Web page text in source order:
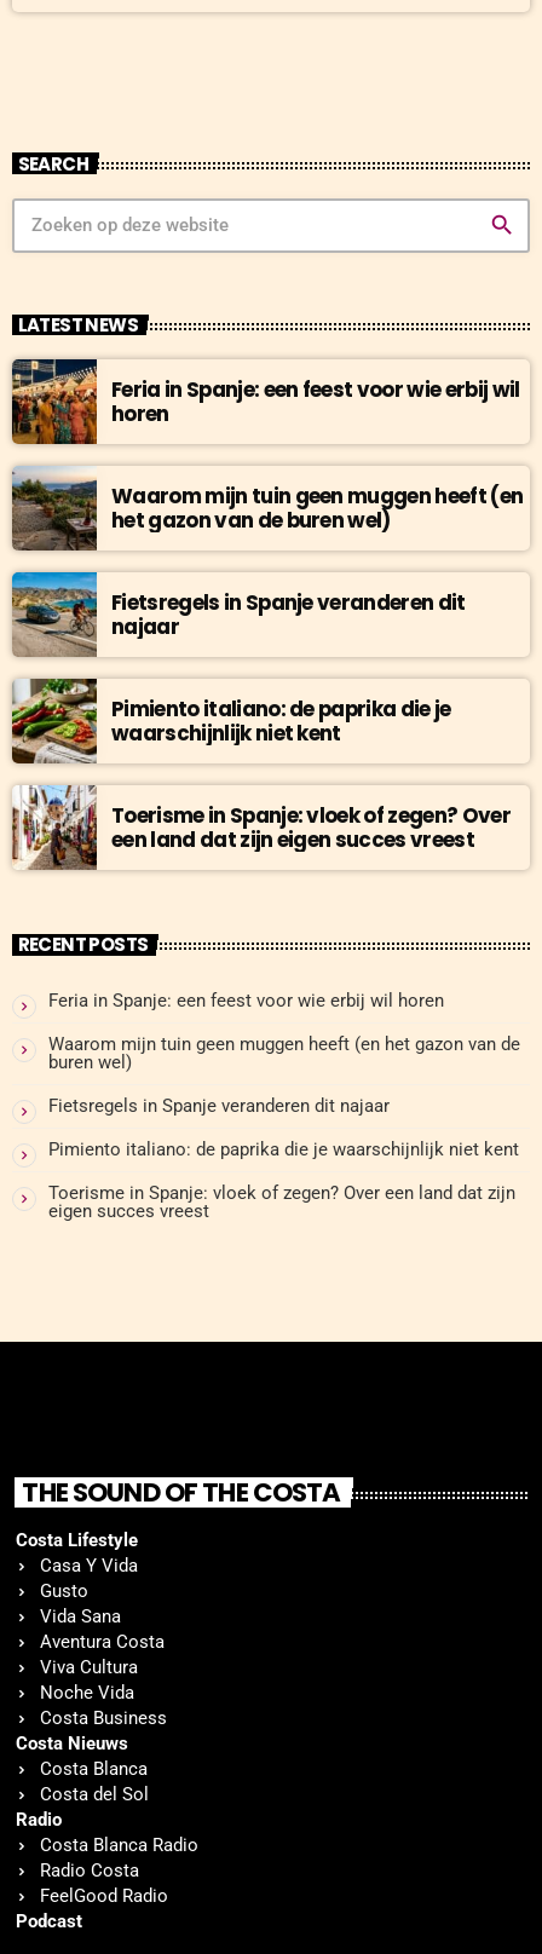
SEARCH
search
LATEST NEWS
Feria in Spanje: een feest voor wie erbij wil
horen
Waarom mijn tuin geen muggen heeft (en
het gazon van de buren wel)
Fietsregels in Spanje veranderen dit
najaar
Pimiento italiano: de paprika die je
waarschijnlijk niet kent
Toerisme in Spanje: vloek of zegen? Over
een land dat zijn eigen succes vreest
RECENT POSTS
Feria in Spanje: een feest voor wie erbij wil horen
Waarom mijn tuin geen muggen heeft (en het gazon van de
buren wel)
Fietsregels in Spanje veranderen dit najaar
Pimiento italiano: de paprika die je waarschijnlijk niet kent
Toerisme in Spanje: vloek of zegen? Over een land dat zijn
eigen succes vreest
THE SOUND OF THE COSTA
Costa Lifestyle
Casa Y Vida
Gusto
Vida Sana
Aventura Costa
Viva Cultura
Noche Vida
Costa Business
Costa Nieuws
Costa Blanca
Costa del Sol
Radio
Costa Blanca Radio
Radio Costa
FeelGood Radio
Podcast